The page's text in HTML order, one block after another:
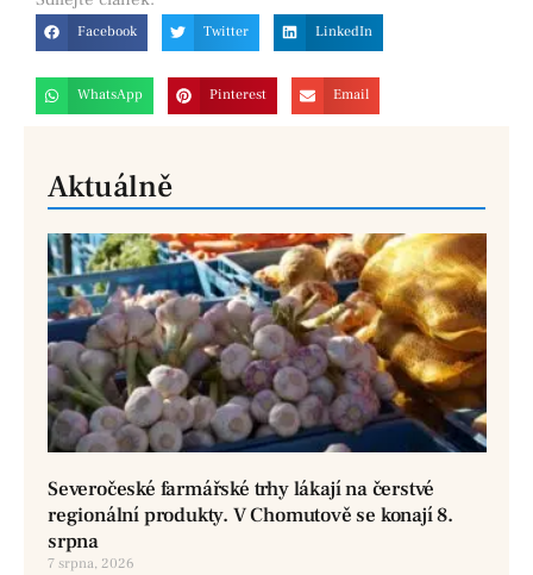
Facebook Twitter LinkedIn
WhatsApp Pinterest Email
Aktuálně
Severočeské farmářské trhy lákají na čerstvé
regionální produkty. V Chomutově se konají 8.
srpna
7 srpna, 2026